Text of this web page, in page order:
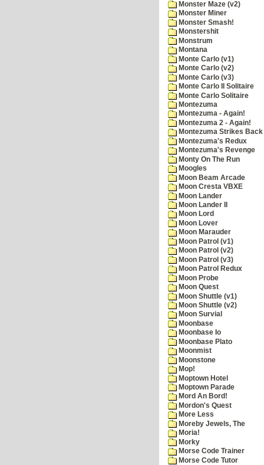
Monster Maze (v2)
Monster Miner
Monster Smash!
Monstershit
Monstrum
Montana
Monte Carlo (v1)
Monte Carlo (v2)
Monte Carlo (v3)
Monte Carlo II Solitaire
Monte Carlo Solitaire
Montezuma
Montezuma - Again!
Montezuma 2 - Again!
Montezuma Strikes Back
Montezuma's Redux
Montezuma's Revenge
Monty On The Run
Moogles
Moon Beam Arcade
Moon Cresta VBXE
Moon Lander
Moon Lander II
Moon Lord
Moon Lover
Moon Marauder
Moon Patrol (v1)
Moon Patrol (v2)
Moon Patrol (v3)
Moon Patrol Redux
Moon Probe
Moon Quest
Moon Shuttle (v1)
Moon Shuttle (v2)
Moon Survial
Moonbase
Moonbase Io
Moonbase Plato
Moonmist
Moonstone
Mop!
Moptown Hotel
Moptown Parade
Mord An Bord!
Mordon's Quest
More Less
Moreby Jewels, The
Moria!
Morky
Morse Code Trainer
Morse Code Tutor